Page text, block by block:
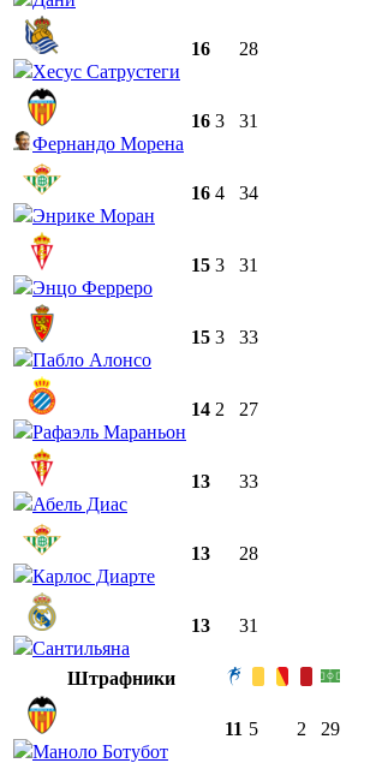
Хесус Сатрустеги
16 28
Фернандо Морена
16 3 31
Энрике Моран
16 4 34
Энцо Ферреро
15 3 31
Пабло Алонсо
15 3 33
Рафаэль Мараньон
14 2 27
Абель Диас
13 33
Карлос Диарте
13 28
Сантильяна
13 31
Штрафники
Маноло Ботубот
11 5 2 29